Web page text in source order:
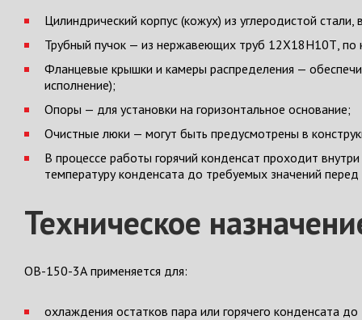
Цилиндрический корпус (кожух) из углеродистой
Трубный пучок — из нержавеющих труб 12Х18Н10Т, по
Фланцевые крышки и камеры распределения —
исполнение);
Опоры — для установки на горизонтальное основание;
Очистные люки — могут быть предусмотрены в
В процессе работы горячий конденсат проходит
температуру конденсата до требуемых значений
Техническое
ОВ-150-3А применяется для:
охлаждения остатков пара или горячего конденсата